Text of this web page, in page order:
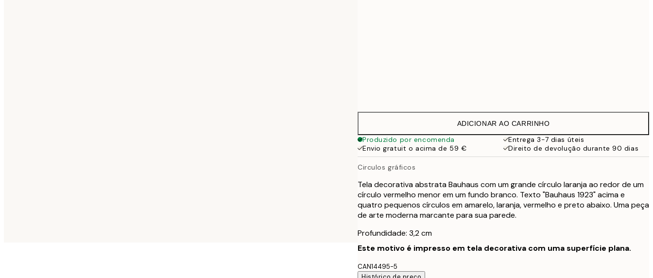
ADICIONAR AO CARRINHO
Produzido por encomenda
Entrega 3-7 dias úteis
Envio gratuit o acima de 59 €
Direito de devolução durante 90 dias
Circulos gráficos
Tela decorativa abstrata Bauhaus com um grande círculo laranja ao redor de um
círculo vermelho menor em um fundo branco. Texto "Bauhaus 1923" acima e
quatro pequenos círculos em amarelo, laranja, vermelho e preto abaixo. Uma peça
de arte moderna marcante para sua parede.
Profundidade: 3,2 cm
Este motivo é impresso em tela decorativa com uma superfície plana.
CAN14495-5